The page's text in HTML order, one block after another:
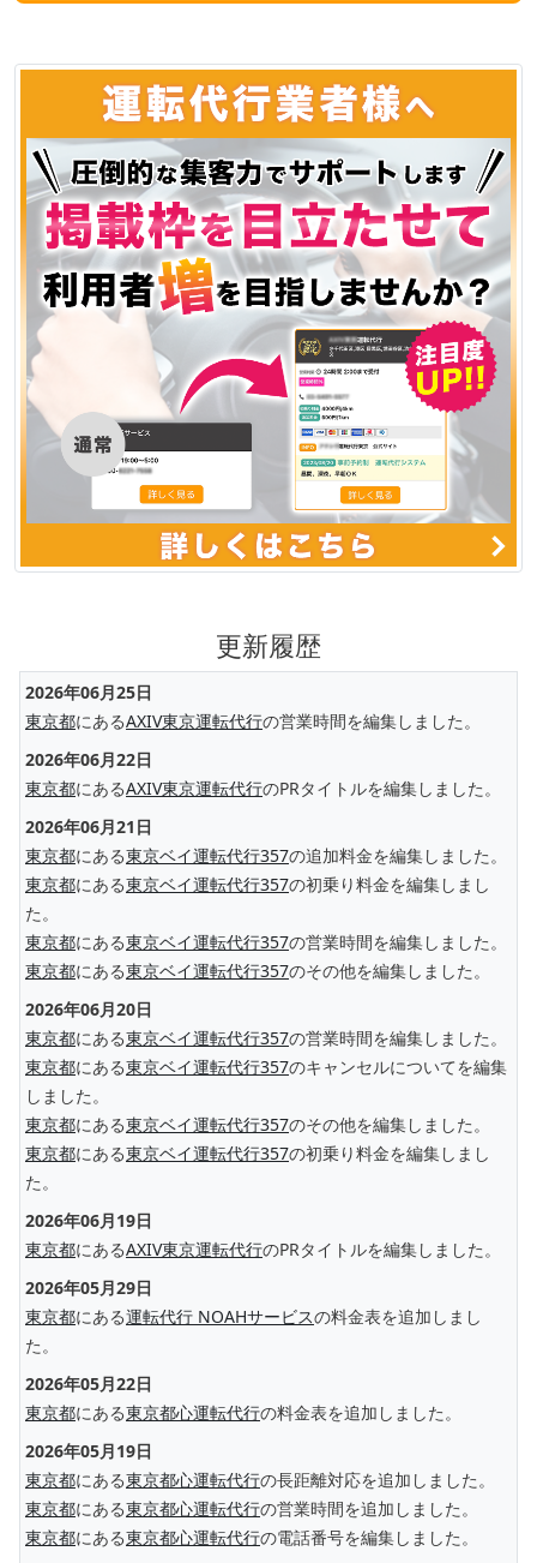
更新履歴
2026年06月25日
東京都にあるAXIV東京運転代行の営業時間を編集しました。
2026年06月22日
東京都にあるAXIV東京運転代行のPRタイトルを編集しました。
2026年06月21日
東京都にある東京ベイ運転代行357の追加料金を編集しました。
東京都にある東京ベイ運転代行357の初乗り料金を編集しまし
た。
東京都にある東京ベイ運転代行357の営業時間を編集しました。
東京都にある東京ベイ運転代行357のその他を編集しました。
2026年06月20日
東京都にある東京ベイ運転代行357の営業時間を編集しました。
東京都にある東京ベイ運転代行357のキャンセルについてを編集
しました。
東京都にある東京ベイ運転代行357のその他を編集しました。
東京都にある東京ベイ運転代行357の初乗り料金を編集しまし
た。
2026年06月19日
東京都にあるAXIV東京運転代行のPRタイトルを編集しました。
2026年05月29日
東京都にある運転代行 NOAHサービスの料金表を追加しまし
た。
2026年05月22日
東京都にある東京都心運転代行の料金表を追加しました。
2026年05月19日
東京都にある東京都心運転代行の長距離対応を追加しました。
東京都にある東京都心運転代行の営業時間を追加しました。
東京都にある東京都心運転代行の電話番号を編集しました。